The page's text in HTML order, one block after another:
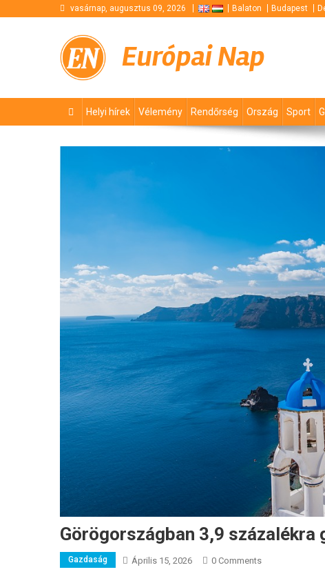
vasárnap, augusztus 09, 2026 Balaton Budapest
Európai Nap
Helyi hírek Vélemény Rendőrség Ország Sport
Görögországban 3,9
Gazdaság Április 15, 2026 0 Comments